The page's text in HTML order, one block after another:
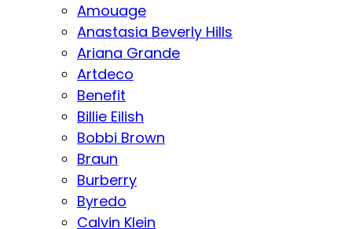
Amouage
Anastasia Beverly Hills
Ariana Grande
Artdeco
Benefit
Billie Eilish
Bobbi Brown
Braun
Burberry
Byredo
Calvin Klein